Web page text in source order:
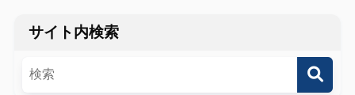
サイト内検索